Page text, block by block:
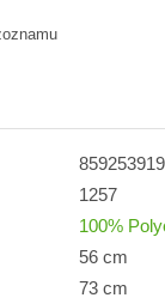
1257
100%
56 cm
73 cm